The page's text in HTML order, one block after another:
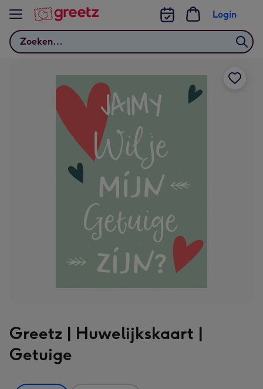
Bekijk meer
Zoeken
Login
Greetz | Huwelijkskaart |
Getuige